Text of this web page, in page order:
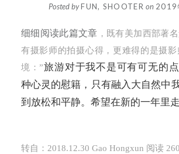
Posted byFUN, SHOOTER on 2019
细细阅读此篇文章 ，既有美加西部著
有摄影师的拍摄心得，更难得的是摄
境：”旅游对于我不是可有可无的
种心灵的慰籍，只有融入大自然中
到放松和平静。希望在新的一年里走
转自： 2018.12.30 Gao Hongxun 阅读